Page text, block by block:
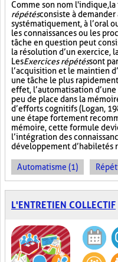
Comme son nom l'indique,
répétésconsiste à
systématiquement, à l’oral
les connaissances ou les
tâche en question peut
la résolution d’un exercice,
LesExercices répétéssont
l’acquisition et le maintien
une tâche le plus
effet, l’automatisation
peu de place dans la
d’efforts cognitifs (Logan,
une étape fortement
mémoire, cette formule
l’intégration des
développement d’habiletés
Automatisme (1)
L'ENTRETIEN COLLECTIF